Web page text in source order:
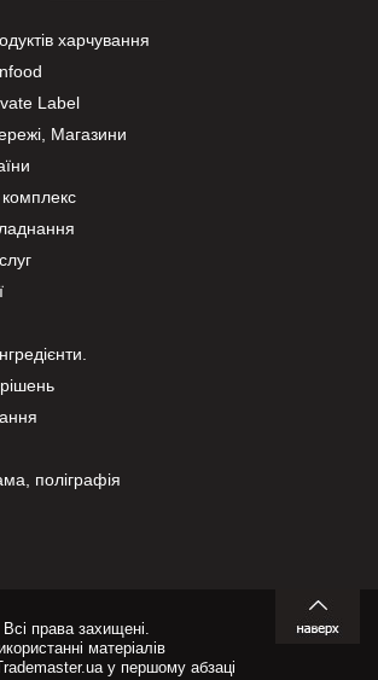
харчування
Label
Магазини
поліграфія
права захищені.
матеріалів
у першому абзаці